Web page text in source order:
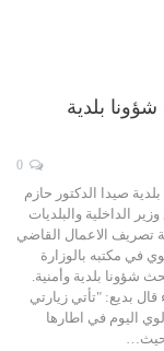
بلدية
صيدا الدكتور حازم
الداخلية والبلديات
تصريف الاعمال القاضي
في مكتبه بالوزارة
شؤونا بلدية وأمنية.
قال بديع: "تأتي زيارتي
اليوم في اطارها
حيث…